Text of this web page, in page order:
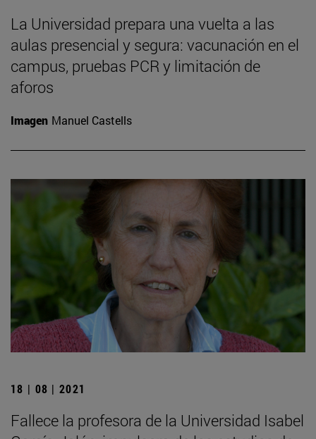
La Universidad prepara una vuelta a las
aulas presencial y segura: vacunación en el
campus, pruebas PCR y limitación de
aforos
Imagen Manuel Castells
18 | 08 | 2021
Fallece la profesora de la Universidad Isabel